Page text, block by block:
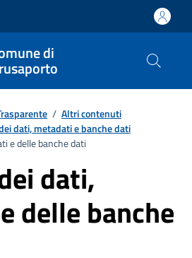
di
/ Altri contenuti
dati, metadati e banche dati
e delle banche dati
dati,
delle banche